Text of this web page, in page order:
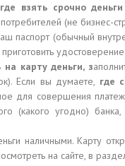
где взять срочно
(не бизнес-
паспорт (обычный
карту деньги, з
Если вы думаете, где
для совершения
(какого угодно)
наличными. Карту
на сайте, в